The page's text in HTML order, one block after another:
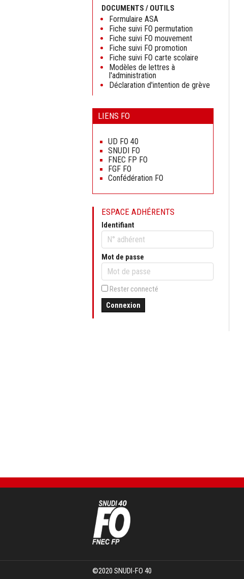
DOCUMENTS / OUTILS
Formulaire ASA
Fiche suivi FO permutation
Fiche suivi FO mouvement
Fiche suivi FO promotion
Fiche suivi FO carte scolaire
Modèles de lettres à
l'administration
Déclaration d'intention de grève
LIENS FO
contenu
UD FO 40
SNUDI FO
FNEC FP FO
FGF FO
Confédération FO
ESPACE ADHÉRENTS
Identifiant
Mot de passe
Rester connecté
Connexion
©2020 SNUDI-FO 40